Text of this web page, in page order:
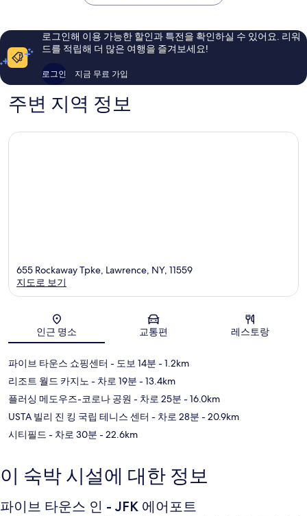
개
후
로그인해 이용 가능한 할인과 특전을 확인하실 수 있어요. 리워
드를 적립해 더 많은 여행을 즐겨보세요!
로그인 지금 무료 가입
주변 지역 정보
지도
655 Rockaway Tpke, Lawrence, NY, 11559
지도로 보기
인근 명소 교통편 레스토랑
파이브 타운스 쇼핑센터 - 도보 14분 - 1.2km
리조트 월드 카지노 - 차로 19분 - 13.4km
플러싱 메도우즈-코로나 공원 - 차로 25분 - 16.0km
USTA 빌리 진 킹 국립 테니스 센터 - 차로 28분 - 20.9km
시티필드 - 차로 30분 - 22.6km
이 숙박 시설에 대한 정보
파이브 타운스 인 - JFK 에어포트